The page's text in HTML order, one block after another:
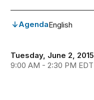
AgendaEnglish
Tuesday, June 2, 2015
9:00 AM - 2:30 PM EDT